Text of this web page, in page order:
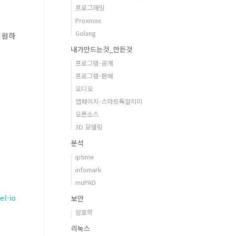
하
io
프로그래밍
Proxmox
Golang
내가만드는것_만든것
프로그램-공개
프로그램-판매
오디오
앱페이지-스마트톡알리미
오픈소스
3D 모델링
분석
iptime
infomark
muPAD
보안
암호학
리눅스